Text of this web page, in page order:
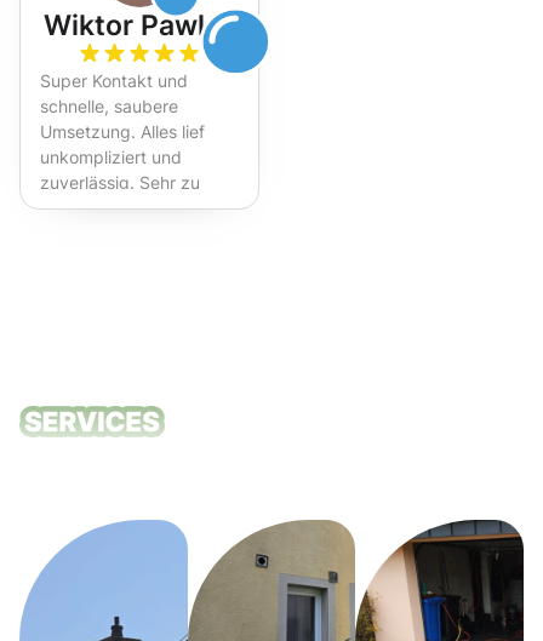
Wiktor Pawlak
Super Kontakt und
schnelle, saubere
Umsetzung. Alles lief
unkompliziert und
zuverlässig. Sehr zu
empfehlen!